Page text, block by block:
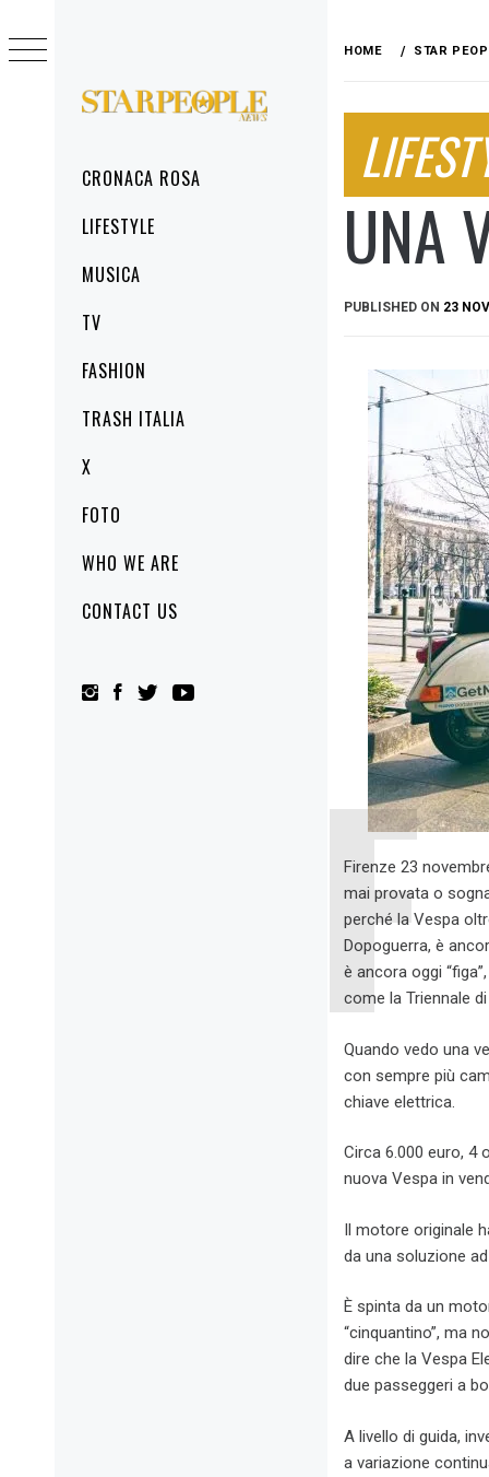
STARPEOPLENEWS
MenuCRONACA ROSA
LIFESTYLE
MUSICA
TV
FASHION
TRASH ITALIA
X
FOTO
WHO WE ARE
CONTACT US
to
content
HOME STAR
UNA
PUBLISHED ON 23
Firenze 23
mai provata o
perché la Vespa
Dopoguerra, è
è ancora oggi
come la Triennale
Quando vedo una
con sempre più
chiave elettrica.
Circa 6.000 euro, 4
nuova Vespa in
Il motore originale
da una soluzione
È spinta da un
“cinquantino”, ma
dire che la Vespa
due passeggeri a
A livello di guida,
a variazione